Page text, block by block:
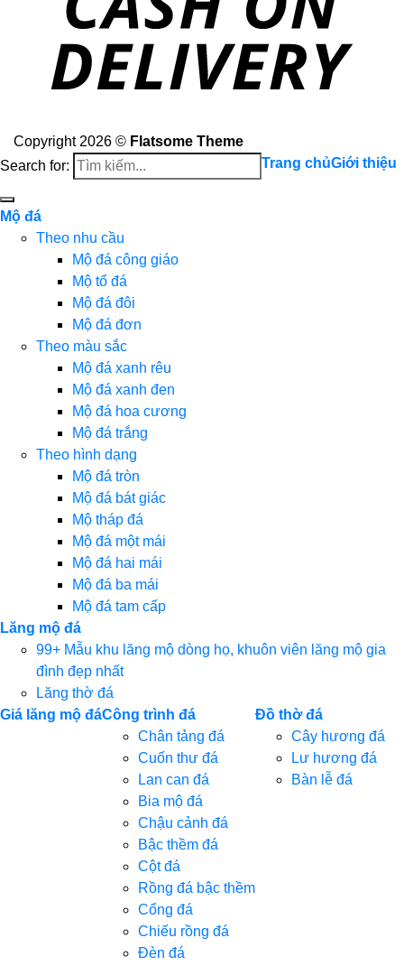
Copyright 2026 © Flatsome Theme
Search for:
Trang chủGiới thiệu
Mộ đá
Theo nhu cầu
Mộ đá công giáo
Mộ tổ đá
Mộ đá đôi
Mộ đá đơn
Theo màu sắc
Mộ đá xanh rêu
Mộ đá xanh đen
Mộ đá hoa cương
Mộ đá trắng
Theo hình dạng
Mộ đá tròn
Mộ đá bát giác
Mộ tháp đá
Mộ đá một mái
Mộ đá hai mái
Mộ đá ba mái
Mộ đá tam cấp
Lăng mộ đá
99+ Mẫu khu lăng mộ dòng họ, khuôn viên lăng mộ gia
đình đẹp nhất
Lăng thờ đá
Giá lăng mộ đáCông trình đá
Chân tảng đá
Cuốn thư đá
Lan can đá
Bia mộ đá
Chậu cảnh đá
Bậc thềm đá
Cột đá
Rồng đá bậc thềm
Cổng đá
Chiếu rồng đá
Đèn đá
Đồ thờ đá
Cây hương đá
Lư hương đá
Bàn lễ đá